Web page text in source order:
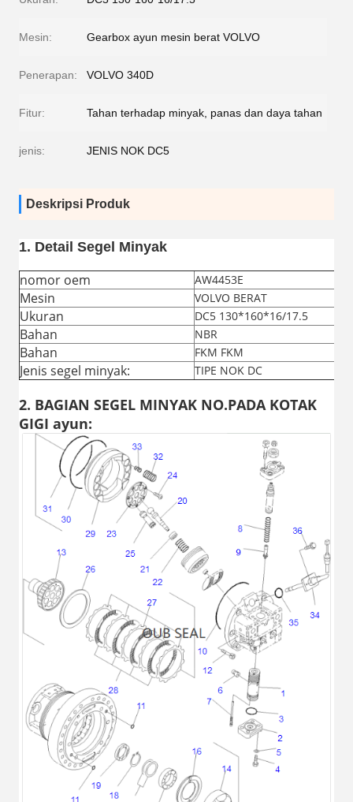
Mesin: Gearbox ayun mesin berat VOLVO
Penerapan: VOLVO 340D
Fitur: Tahan terhadap minyak, panas dan daya tahan
jenis: JENIS NOK DC5
Deskripsi Produk
1. Detail Segel Minyak
nomor oem AW4453E
Mesin VOLVO BERAT
Ukuran DC5 130*160*16/17.5
Bahan NBR
Bahan FKM FKM
Jenis segel minyak: TIPE NOK DC
2. BAGIAN SEGEL MINYAK NO.PADA KOTAK
GIGI ayun: